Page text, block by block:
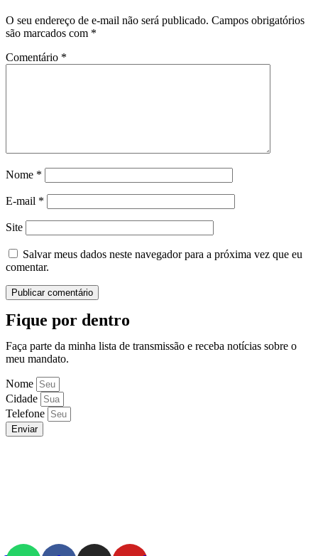
O seu endereço de e-mail não será publicado. Campos obrigatórios
são marcados com *
Comentário *
Nome *
E-mail *
Site
Salvar meus dados neste navegador para a próxima vez que eu
comentar.
Fique por dentro
Faça parte da minha lista de transmissão e receba notícias sobre o
meu mandato.
Nome
Cidade
Telefone
Enviar